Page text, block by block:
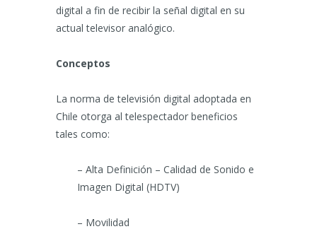
digital a fin de recibir la señal digital en su
actual televisor analógico.
Conceptos
La norma de televisión digital adoptada en
Chile otorga al telespectador beneficios
tales como:
– Alta Definición – Calidad de Sonido e
Imagen Digital (HDTV)
– Movilidad